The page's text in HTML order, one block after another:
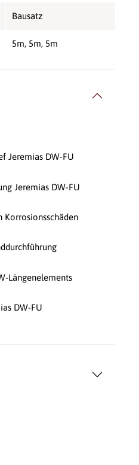
Bausatz
5m, 5m, 5m
Jeremias DW-FU
Jeremias DW-FU
Korrosionsschäden
Längenelements
DW-FU